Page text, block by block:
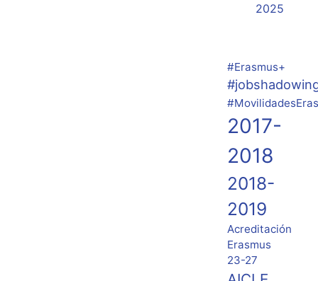
2025
#Erasmus+
2017-
2018
2018-
2019
Acreditación
Erasmus
23-27